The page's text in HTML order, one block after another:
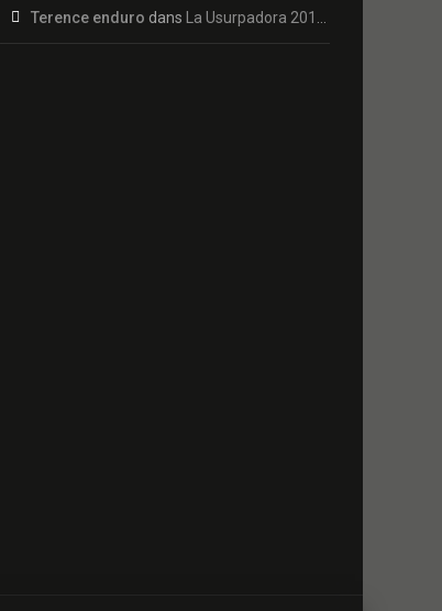
Terence enduro dans La Usurpadora 2019 en Streaming HD Gratuit !